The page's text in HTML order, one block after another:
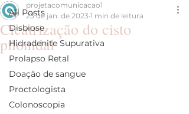
All Posts
Disbiose
Hidradenite Supurativa
Prolapso Retal
Doação de sangue
Proctologista
Colonoscopia
Cicatrização do cisto
pilonidal
projetacomunicacao1
23 de jan. de 2023 1 min de leitura